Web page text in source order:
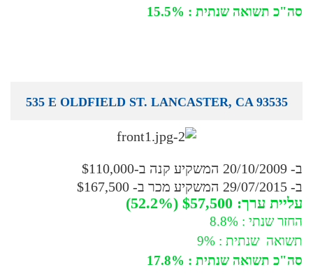
סה"כ תשואה שנתית : 15.5%
535 E OLDFIELD ST. LANCASTER, CA 93535
ב- 20/10/2009 המשקיע קנה ב-$110,000
ב- 29/07/2015 המשקיע מכר ב- $167,500
עליית ערך: $57,500 (52.2%)
החזר שנתי : 8.8%
תשואה שנתית : 9%
סה"כ תשואה שנתית : 17.8%